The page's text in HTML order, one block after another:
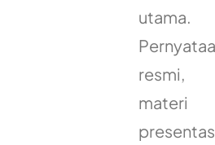
utama.
resmi,
materi